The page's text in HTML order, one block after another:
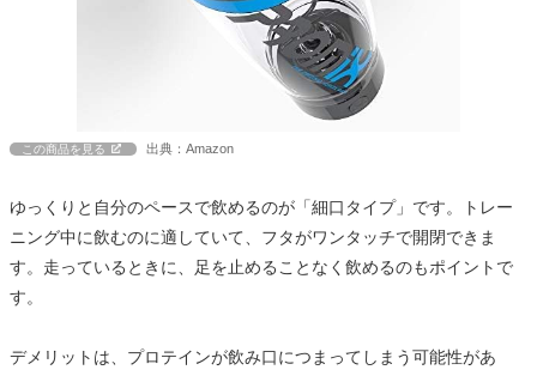
この商品を見る 出典：Amazon
ゆっくりと自分のペースで飲めるのが「細口タイプ」です。トレー
ニング中に飲むのに適していて、フタがワンタッチで開閉できま
す。走っているときに、足を止めることなく飲めるのもポイントで
す。
デメリットは、プロテインが飲み口につまってしまう可能性があ